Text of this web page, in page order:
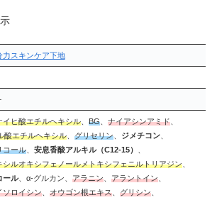
スキンケア下地
イヒ酸エチルヘキシル、 BG、 ナイアシンアミド、
酸エチルヘキシル、 グリセリン、 ジメチコン、
コール、 安息香酸アルキル（C12-15）
シルオキシフェノールメトキシフェニルトリアジン、
ール、α-グルカン、 アラニン、 アラントイン、
ソロイシン、 オウゴン根エキス、 グリシン、